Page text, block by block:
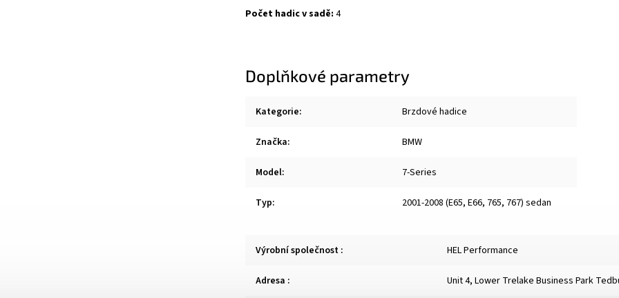
Počet hadic v sadě: 4
Doplňkové parametry
Kategorie: Brzdové hadice
Značka: BMW
Model: 7-Series
Typ: 2001-2008 (E65, E66, 765, 767) sedan
Výrobní společnost : HEL Performance
Adresa : Unit 4, Lower Trelake Business Park